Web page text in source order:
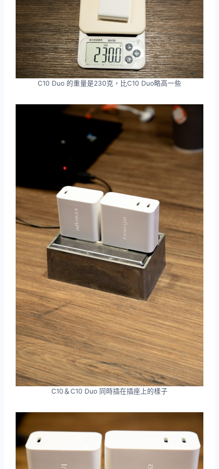
C10 Duo 的重量是230克，比C10 Duo略高一些
C10＆C10 Duo 同時插在插座上的樣子